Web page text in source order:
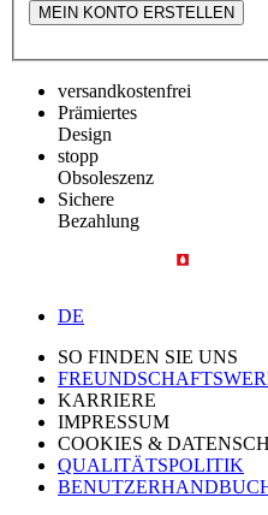
MEIN KONTO ERSTELLEN
versandkostenfrei
Prämiertes
Design
stopp
Obsoleszenz
Sichere
Bezahlung
DE
SO FINDEN SIE UNS
KARRIERE
IMPRESSUM
COOKIES &
QUALITÄTSPOLITIK